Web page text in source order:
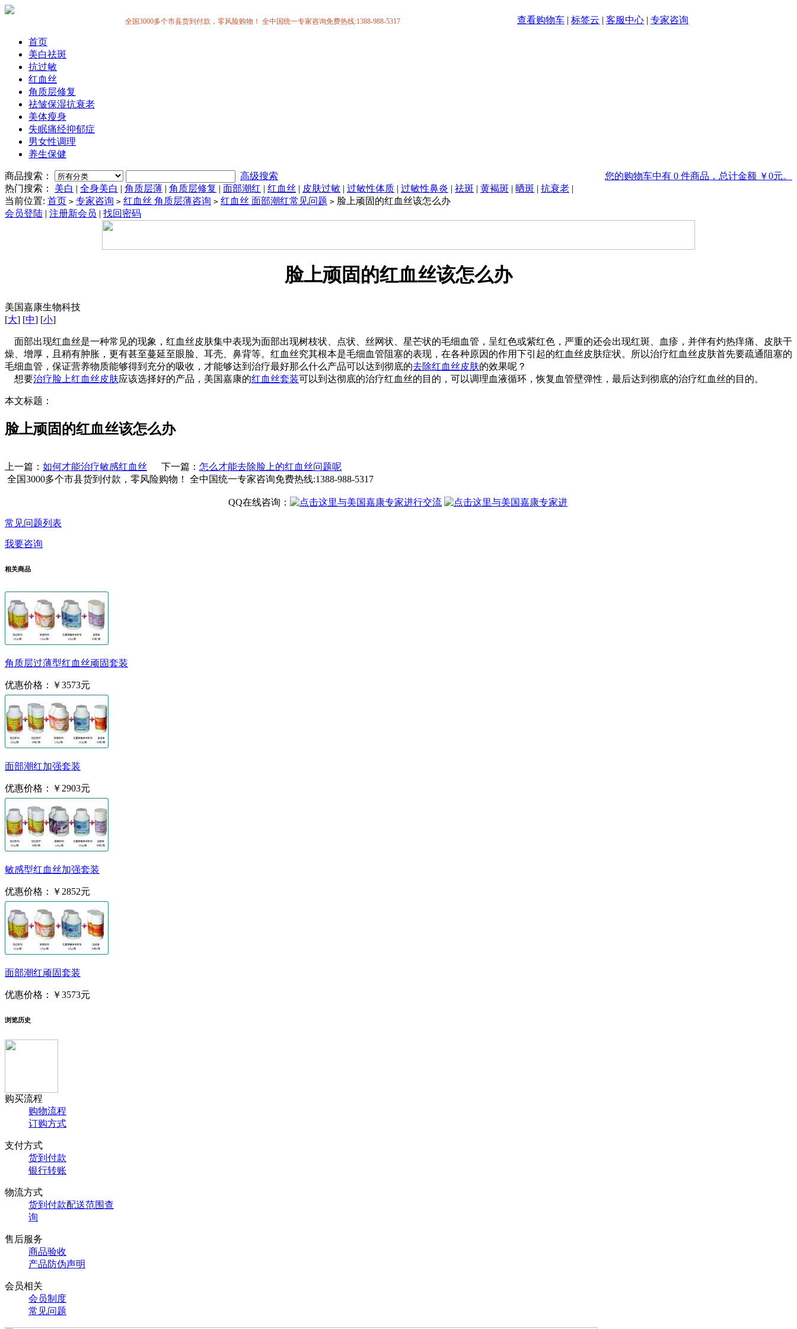
全国3000多个市县货到付款，零风险购物！ 全中国统一专家咨询免费热线:1388-988-5317 查看购物车 | 标签云 | 客服中心 | 专家咨询
首页
美白祛斑
抗过敏
红血丝
角质层修复
祛皱保湿抗衰老
美体瘦身
失眠痛经抑郁症
男女性调理
养生保健
商品搜索： 高级搜索
您的购物车中有 0 件商品，总计金额 ￥0元。
热门搜索：
美白 | 全身美白 | 角质层薄 | 角质层修复 | 面部潮红 | 红血丝 | 皮肤过敏 | 过敏性体质 | 过敏性鼻炎 | 祛斑 | 黄褐斑 | 晒斑 | 抗衰老 |
当前位置: 首页 > 专家咨询 > 红血丝 角质层薄咨询 > 红血丝 面部潮红常见问题 > 脸上顽固的红血丝该怎么办
会员登陆 | 注册新会员 | 找回密码
脸上顽固的红血丝该怎么办
美国嘉康生物科技
[大] [中] [小]
面部出现红血丝是一种常见的现象，红血丝皮肤集中表现为面部出现树枝状、点状、丝网状、星芒状的毛细血管，呈红色或紫红色，严重的还会出现红斑、血疹，并伴有灼热痒痛、皮肤干
燥、增厚，且稍有肿胀，更有甚至蔓延至眼脸、耳壳、鼻背等。红血丝究其根本是毛细血管阻塞的表现，在各种原因的作用下引起的红血丝皮肤症状。所以治疗红血丝皮肤首先要疏通阻塞的
毛细血管，保证营养物质能够得到充分的吸收，才能够达到治疗最好那么什么产品可以达到彻底的去除红血丝皮肤的效果呢？
想要治疗脸上红血丝皮肤应该选择好的产品，美国嘉康的红血丝套装可以到达彻底的治疗红血丝的目的，可以调理血液循环，恢复血管壁弹性，最后达到彻底的治疗红血丝的目的。
本文标题：
脸上顽固的红血丝该怎么办
上一篇： 如何才能治疗敏感红血丝 下一篇： 怎么才能去除脸上的红血丝问题呢
全国3000多个市县货到付款，零风险购物！ 全中国统一专家咨询免费热线:1388-988-5317
QQ在线咨询：
常见问题列表
我要咨询
相关商品
角质层过薄型红血丝顽固套装
优惠价格： ￥3573元
面部潮红加强套装
优惠价格： ￥2903元
敏感型红血丝加强套装
优惠价格： ￥2852元
面部潮红顽固套装
优惠价格： ￥3573元
浏览历史
购买流程
购物流程
订购方式
支付方式
货到付款
银行转账
物流方式
货到付款配送范围查
询
售后服务
商品验收
产品防伪声明
会员相关
会员制度
常见问题